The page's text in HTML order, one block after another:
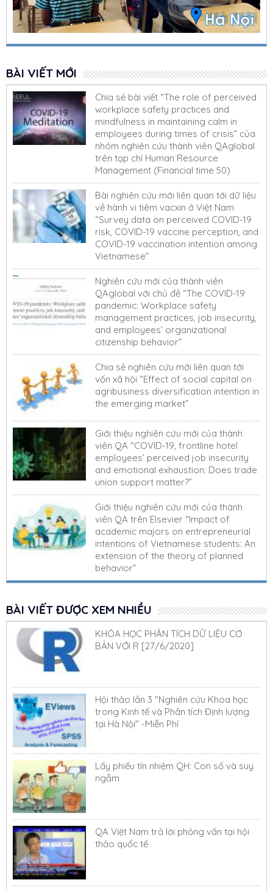
BÀI VIẾT MỚI
Chia sẻ bài viết “The role of perceived
workplace safety practices and
mindfulness in maintaining calm in
employees during times of crisis” của
nhóm nghiên cứu thành viên QAglobal
trên tạp chí Human Resource
Management (Financial time 50)
Bài nghiên cứu mới liên quan tới dữ liệu
về hành vi tiêm vacxin ở Việt Nam
“Survey data on perceived COVID-19
risk, COVID-19 vaccine perception, and
COVID-19 vaccination intention among
Vietnamese”
Nghiên cứu mới của thành viên
QAglobal với chủ đề “The COVID-19
pandemic: Workplace safety
management practices, job insecurity,
and employees’ organizational
citizenship behavior”
Chia sẻ nghiên cứu mới liên quan tới
vốn xã hội “Effect of social capital on
agribusiness diversification intention in
the emerging market”
Giới thiệu nghiên cứu mới của thành
viên QA “COVID-19, frontline hotel
employees’ perceived job insecurity
and emotional exhaustion: Does trade
union support matter?”
Giới thiệu nghiên cứu mới của thành
viên QA trên Elsevier “Impact of
academic majors on entrepreneurial
intentions of Vietnamese students: An
extension of the theory of planned
behavior”
BÀI VIẾT ĐƯỢC XEM NHIỀU
KHÓA HỌC PHÂN TÍCH DỮ LIỆU CƠ
BẢN VỚI R [27/6/2020]
Hội thảo lần 3 "Nghiên cứu Khoa học
trong Kinh tế và Phân tích Định lượng
tại Hà Nội" -Miễn Phí
Lấy phiếu tín nhiệm QH: Con số và suy
ngẫm
QA Việt Nam trả lời phỏng vấn tại hội
thảo quốc tế